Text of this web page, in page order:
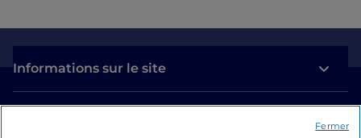
Informations sur le site
Fermer